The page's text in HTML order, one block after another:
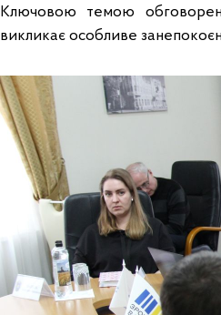
Ключовою темою
викликає особливе